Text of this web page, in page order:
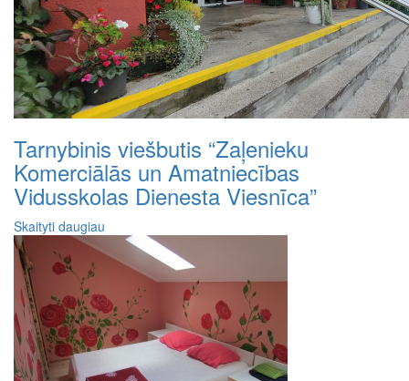
Tarnybinis viešbutis “Zaļenieku
Komerciālās un Amatniecības
Vidusskolas Dienesta Viesnīca”
Skaityti daugiau